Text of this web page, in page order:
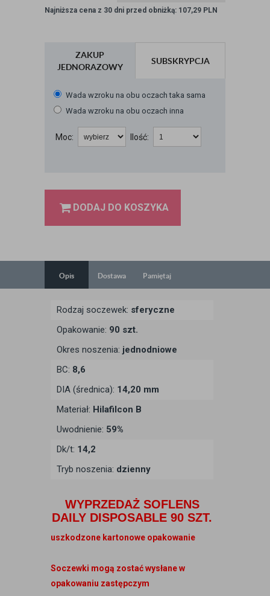
Najniższa cena z 30 dni przed obniżką: 107,29 PLN
ZAKUP
JEDNORAZOWY
SUBSKRYPCJA
Wada wzroku na obu oczach taka sama
Wada wzroku na obu oczach inna
Moc: Ilość:
DODAJ DO KOSZYKA
Opis Dostawa Pamiętaj
Rodzaj soczewek: sferyczne
Opakowanie: 90 szt.
Okres noszenia: jednodniowe
BC: 8,6
DIA (średnica): 14,20 mm
Materiał: Hilafilcon B
Uwodnienie: 59%
Dk/t: 14,2
Tryb noszenia: dzienny
WYPRZEDAŻ SOFLENS
DAILY DISPOSABLE 90 SZT.
uszkodzone kartonowe opakowanie
Soczewki mogą zostać wysłane w
opakowaniu zastępczym